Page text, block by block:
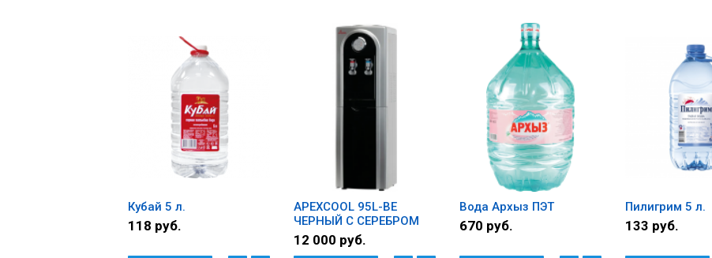
Кубай 5 л.
118 руб.
APEXCOOL 95L-BE
ЧЕРНЫЙ С СЕРЕБРОМ
12 000 руб.
Вода Архыз ПЭТ
670 руб.
Пилигрим 5 л.
133 руб.